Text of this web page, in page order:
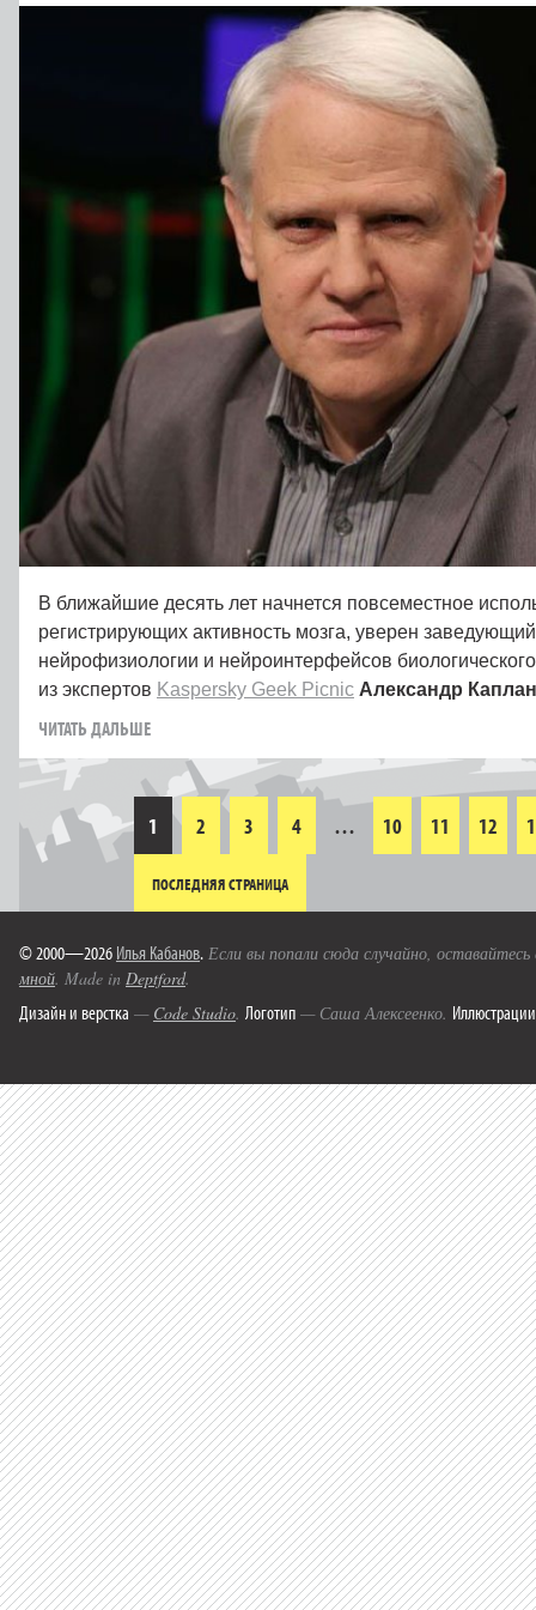
В ближайшие десять лет начнется повсеместное
регистрирующих активность мозга, уверен
нейрофизиологии и нейроинтерфейсов
из экспертов Kaspersky Geek Picnic Александр Каплан
ЧИТАТЬ ДАЛЬШЕ
1 2 3 4 … 10 11 12
ПОСЛЕДНЯЯ СТРАНИЦА
© 2000—2026 Илья Кабанов. Если вы попали сюда случайно,
мной. Made in Deptford.
Дизайн и верстка — Code Studio. Логотип — Саша Алексеенко. Иллюстрации